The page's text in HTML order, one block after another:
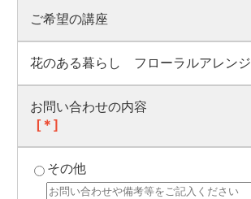
ご希望の講座
花のある暮らし フローラルアレンジ
お問い合わせの内容
[＊]
その他